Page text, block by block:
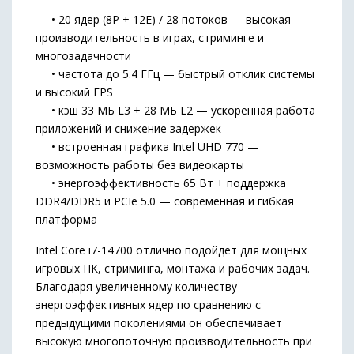
• 20 ядер (8P + 12E) / 28 потоков — высокая
производительность в играх, стриминге и
многозадачности
• частота до 5.4 ГГц — быстрый отклик системы
и высокий FPS
• кэш 33 МБ L3 + 28 МБ L2 — ускоренная работа
приложений и снижение задержек
• встроенная графика Intel UHD 770 —
возможность работы без видеокарты
• энергоэффективность 65 Вт + поддержка
DDR4/DDR5 и PCIe 5.0 — современная и гибкая
платформа
Intel Core i7-14700 отлично подойдёт для мощных
игровых ПК, стриминга, монтажа и рабочих задач.
Благодаря увеличенному количеству
энергоэффективных ядер по сравнению с
предыдущими поколениями он обеспечивает
высокую многопоточную производительность при